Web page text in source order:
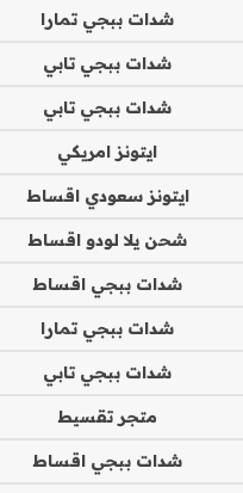
شدات ببجي تمارا
شدات ببجي تابي
شدات ببجي تابي
ايتونز امريكي
ايتونز سعودي اقساط
شحن يلا لودو اقساط
شدات ببجي اقساط
شدات ببجي تمارا
شدات ببجي تابي
متجر تقسيط
شدات ببجي اقساط